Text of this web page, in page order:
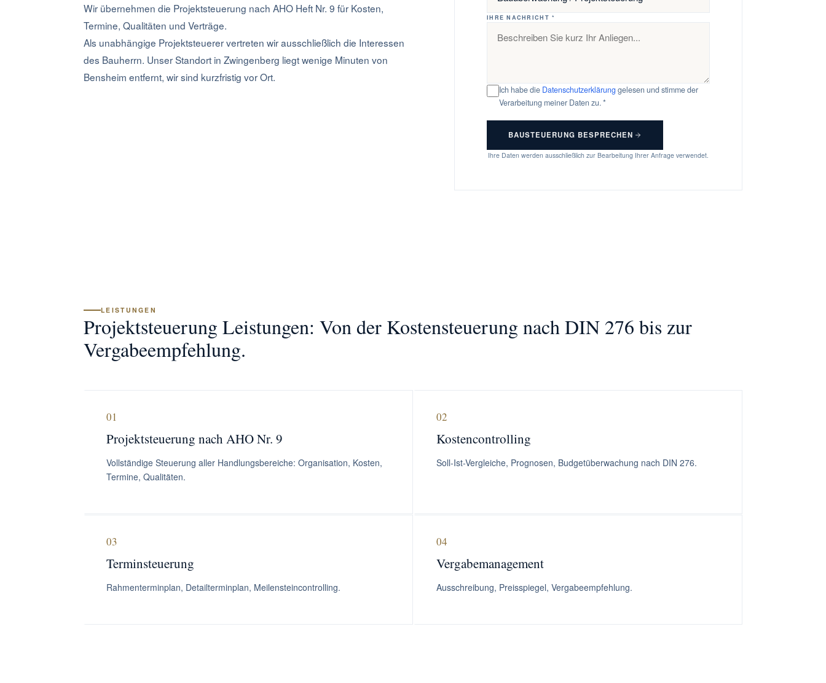
Wir übernehmen die Projektsteuerung nach AHO Heft Nr. 9 für Kosten,
Termine, Qualitäten und Verträge.
Als unabhängige Projektsteuerer vertreten wir ausschließlich die Interessen
des Bauherrn. Unser Standort in Zwingenberg liegt wenige Minuten von
Bensheim entfernt, wir sind kurzfristig vor Ort.
IHRE NACHRICHT *
Ich habe die Datenschutzerklärung gelesen und stimme der
Verarbeitung meiner Daten zu. *
BAUSTEUERUNG BESPRECHEN
Ihre Daten werden ausschließlich zur Bearbeitung Ihrer Anfrage verwendet.
LEISTUNGEN
Projektsteuerung Leistungen: Von der Kostensteuerung nach DIN 276 bis zur
Vergabeempfehlung.
01
Projektsteuerung nach AHO Nr. 9
Vollständige Steuerung aller Handlungsbereiche: Organisation, Kosten,
Termine, Qualitäten.
02
Kostencontrolling
Soll-Ist-Vergleiche, Prognosen, Budgetüberwachung nach DIN 276.
03
Terminsteuerung
Rahmenterminplan, Detailterminplan, Meilensteincontrolling.
04
Vergabemanagement
Ausschreibung, Preisspiegel, Vergabeempfehlung.